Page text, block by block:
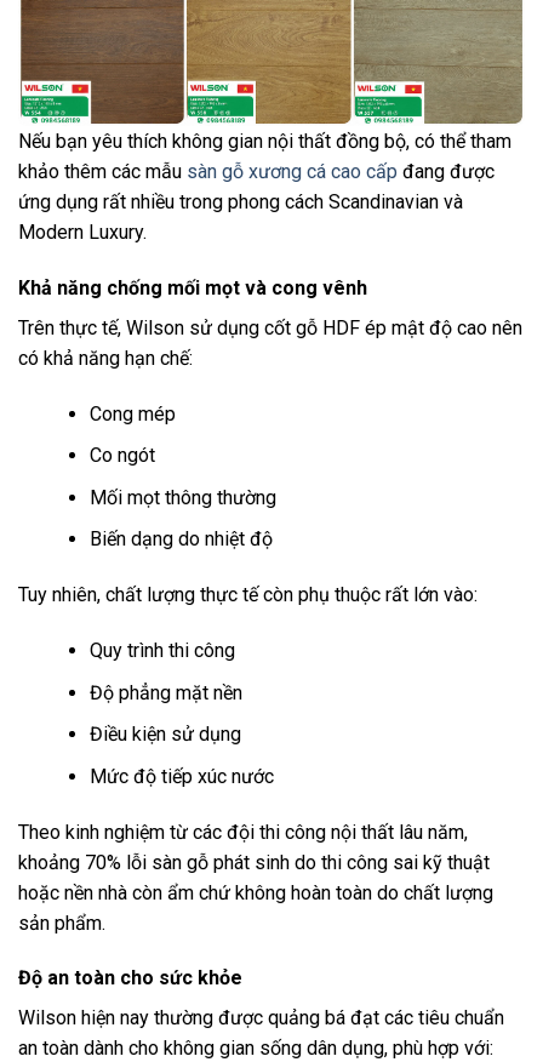
Nếu bạn yêu thích không gian nội thất đồng bộ, có thể tham
khảo thêm các mẫu sàn gỗ xương cá cao cấp đang được
ứng dụng rất nhiều trong phong cách Scandinavian và
Modern Luxury.
Khả năng chống mối mọt và cong vênh
Trên thực tế, Wilson sử dụng cốt gỗ HDF ép mật độ cao nên
có khả năng hạn chế:
Cong mép
Co ngót
Mối mọt thông thường
Biến dạng do nhiệt độ
Tuy nhiên, chất lượng thực tế còn phụ thuộc rất lớn vào:
Quy trình thi công
Độ phẳng mặt nền
Điều kiện sử dụng
Mức độ tiếp xúc nước
Theo kinh nghiệm từ các đội thi công nội thất lâu năm,
khoảng 70% lỗi sàn gỗ phát sinh do thi công sai kỹ thuật
hoặc nền nhà còn ẩm chứ không hoàn toàn do chất lượng
sản phẩm.
Độ an toàn cho sức khỏe
Wilson hiện nay thường được quảng bá đạt các tiêu chuẩn
an toàn dành cho không gian sống dân dụng, phù hợp với: